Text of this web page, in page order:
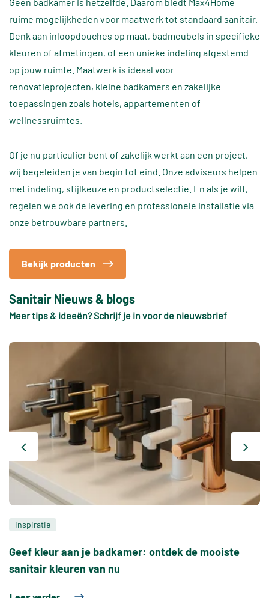
Geen badkamer is hetzelfde. Daarom biedt Max4Home
ruime mogelijkheden voor maatwerk tot standaard sanitair.
Denk aan inloopdouches op maat, badmeubels in specifieke
kleuren of afmetingen, of een unieke indeling afgestemd
op jouw ruimte. Maatwerk is ideaal voor
renovatieprojecten, kleine badkamers en zakelijke
toepassingen zoals hotels, appartementen of
wellnessruimtes.
Of je nu particulier bent of zakelijk werkt aan een project,
wij begeleiden je van begin tot eind. Onze adviseurs helpen
met indeling, stijlkeuze en productselectie. En als je wilt,
regelen we ook de levering en professionele installatie via
onze betrouwbare partners.
Bekijk producten
Sanitair Nieuws & blogs
Meer tips & ideeën? Schrijf je in voor de nieuwsbrief
Inspiratie
Geef kleur aan je badkamer: ontdek de mooiste
sanitair kleuren van nu